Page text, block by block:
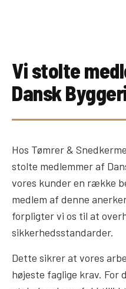
Vi stolte
Dansk
Hos Tømrer &
stolte medlemmer af
vores kunder en række
medlem af denne
forpligter vi os til at
sikkerhedsstandarder.
Dette sikrer at vores
højeste faglige krav. For